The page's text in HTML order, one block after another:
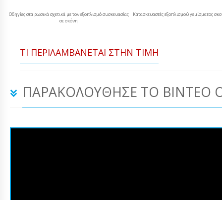
Οδηγίες στα ρωσικά σχετικά με τον εξοπλισμό συσκευασίας
σε σκόνη
Κατασκευαστές εξοπλισμού γεμίσματος
ΤΙ ΠΕΡΙΛΑΜΒΆΝΕΤΑΙ ΣΤΗΝ ΤΙΜΉ
ΠΑΡΑΚΟΛΟΎΘΗΣΕ ΤΟ ΒΊΝΤΕΟ